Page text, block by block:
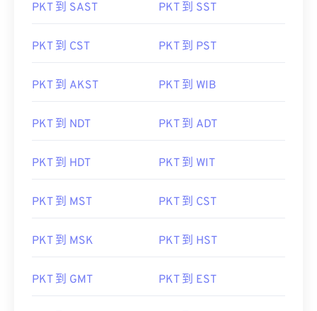
PKT 到 SAST PKT 到 SST
PKT 到 CST PKT 到 PST
PKT 到 AKST PKT 到 WIB
PKT 到 NDT PKT 到 ADT
PKT 到 HDT PKT 到 WIT
PKT 到 MST PKT 到 CST
PKT 到 MSK PKT 到 HST
PKT 到 GMT PKT 到 EST